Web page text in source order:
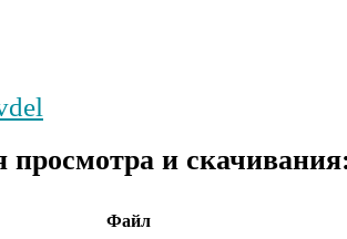
и
Файл